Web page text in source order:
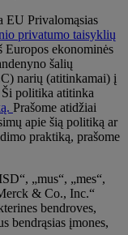
EU Privalomąsias
privatumo taisyklių
Europos ekonominės
šalių
narių (atitinkamai) į
politika atitinka
Prašome atidžiai
apie šią politiką ar
praktiką, prašome
„mus“, „mes“,
& Co., Inc.“
bendroves,
bendrąsias įmones,